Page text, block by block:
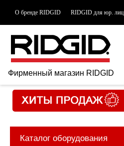
О бренде RIDGID RIDGID для юр. лиц
Фирменный магазин RIDGID
Каталог оборудования